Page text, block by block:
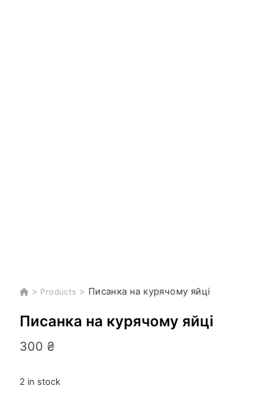
> Products > Писанка на курячому яйці
Писанка на курячому яйці
300 ₴
2 in stock